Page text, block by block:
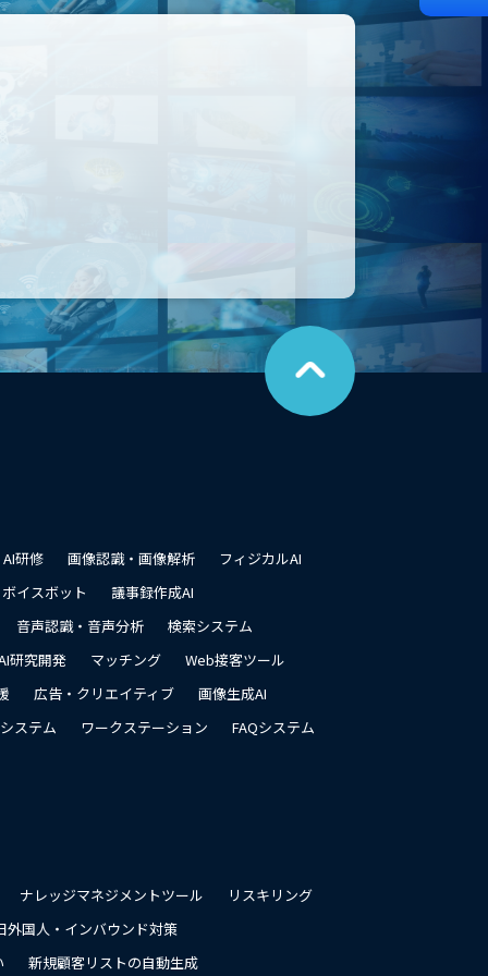
こ
の
ペ
ー
ジ
AI研修 画像認識・画像解析
フィジカルAI
ボイスボット
議事録作成AI
音声認識・音声分析
検索システム
研究開発
マッチング
Web接客ツール
広告・クリエイティブ
画像生成AI
ステム
ワークステーション FAQシステム
ナレッジマネジメントツール
リスキリング
外国人・インバウンド対策
新規顧客リストの自動生成